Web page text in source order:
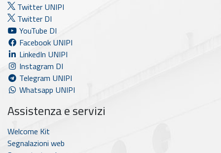
Twitter UNIPI
Twitter DI
YouTube DI
Facebook UNIPI
LinkedIn UNIPI
Instagram DI
Telegram UNIPI
Whatsapp UNIPI
Assistenza e servizi
Welcome Kit
Segnalazioni web